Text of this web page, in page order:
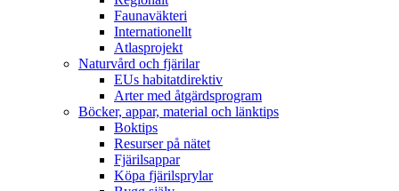
Faunaväkteri
Internationellt
Atlasprojekt
Naturvård och fjärilar
EUs habitatdirektiv
Arter med åtgärdsprogram
Böcker, appar, material och länktips
Boktips
Resurser på nätet
Fjärilsappar
Köpa fjärilsprylar